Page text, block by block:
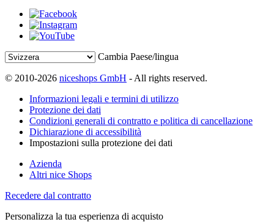
Cambia Paese/lingua
© 2010-2026 niceshops GmbH - All rights reserved.
Informazioni legali e termini di utilizzo
Protezione dei dati
Condizioni generali di contratto e politica di cancellazione
Dichiarazione di accessibilità
Impostazioni sulla protezione dei dati
Azienda
Altri nice Shops
Recedere dal contratto
Personalizza la tua esperienza di acquisto